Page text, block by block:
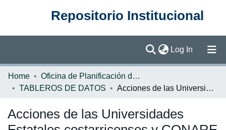
Repositorio Institucional
Log In (current)
Communities & Collections
Statistics
Home
Oficina de Planificación de la Educación Superior (OPES)
TABLEROS DE DATOS
Acciones de las Universidades Estatales costarricenses y CONARE del 2018 al 2022, para el logro de los Objetivos de Desarrollo Sostenible
Acciones de las Universidades